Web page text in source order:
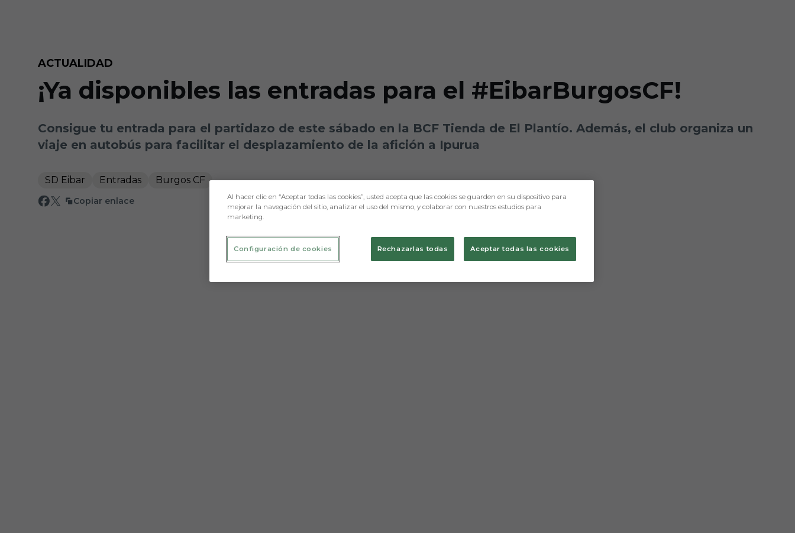
ACTUALIDAD
¡Ya disponibles las entradas para el #EibarBurgosCF!
Consigue tu entrada para el partidazo de este sábado en la BCF Tienda de El Plantío. Además, el club organiza un
viaje en autobús para facilitar el desplazamiento de la afición a Ipurua
SD Eibar Entradas Burgos CF
Copiar enlace
Al hacer clic en “Aceptar todas las cookies”, usted acepta que las cookies se guarden en su dispositivo para
mejorar la navegación del sitio, analizar el uso del mismo, y colaborar con nuestros estudios para
marketing.
Rechazarlas todas Aceptar todas las cookies
Configuración de cookies